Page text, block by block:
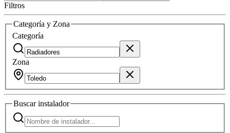
Filtros
Categoría y Zona
Categoría
Zona
Buscarinstalador